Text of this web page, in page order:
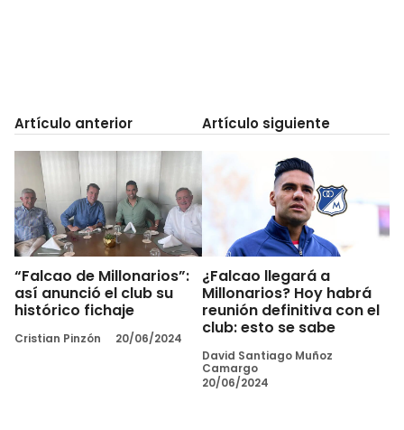
Artículo anterior
“Falcao de Millonarios”:
así anunció el club su
histórico fichaje
Cristian Pinzón 20/06/2024
Artículo siguiente
¿Falcao llegará a
Millonarios? Hoy habrá
reunión definitiva con el
club: esto se sabe
David Santiago Muñoz
Camargo
20/06/2024